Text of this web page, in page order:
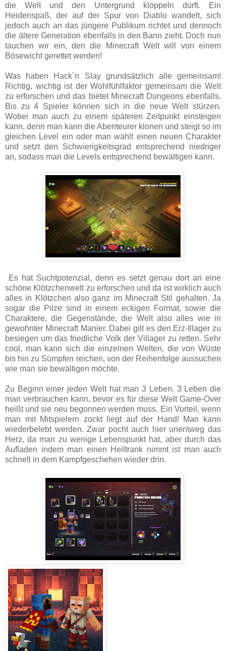
die Welt und den Untergrund klöppeln dürft. Ein
Heidenspaß, der auf der Spur von Diablo wandelt, sich
jedoch auch an das jüngere Publikum richtet und dennoch
die ältere Generation ebenfalls in den Bann zieht. Doch nun
tauchen wir ein, den die Minecraft Welt will von einem
Bösewicht gerettet werden!
Was haben Hack´n Slay grundsätzlich alle gemeinsam!
Richtig, wichtig ist der Wohlfühlfaktor gemeinsam die Welt
zu erforschen und das bietet Minecraft Dungeons ebenfalls.
Bis zu 4 Spieler können sich in die neue Welt stürzen.
Wobei man auch zu einem späteren Zeitpunkt einsteigen
kann, denn man kann die Abenteurer klonen und steigt so im
gleichen Level ein oder man wählt einen neuen Charakter
und setzt den Schwierigkeitsgrad entsprechend niedriger
an, sodass man die Levels entsprechend bewältigen kann.
Es hat Suchtpotenzial, denn es setzt genau dort an eine
schöne Klötzchenwelt zu erforschen und da ist wirklich auch
alles in Klötzchen also ganz im Minecraft Stil gehalten. Ja
sogar die Pilze sind in einem eckigen Format, sowie die
Charaktere, die Gegenstände, die Welt also alles wie in
gewohnter Minecraft Manier. Dabei gilt es den Erz-Illager zu
besiegen um das friedliche Volk der Villager zu retten. Sehr
cool, man kann sich die einzelnen Welten, die von Wüste
bis hin zu Sümpfen reichen, von der Reihenfolge aussuchen
wie man sie bewältigen möchte.
Zu Beginn einer jeden Welt hat man 3 Leben. 3 Leben die
man verbrauchen kann, bevor es für diese Welt Game-Over
heißt und sie neu begonnen werden muss. Ein Vorteil, wenn
man mit Mitspielern zockt liegt auf der Hand! Man kann
wiederbelebt werden. Zwar pocht auch hier unentweg das
Herz, da man zu wenige Lebenspunkt hat, aber durch das
Aufladen indem man einen Heiltrank nimmt ist man auch
schnell in dem Kampfgeschehen wieder drin.